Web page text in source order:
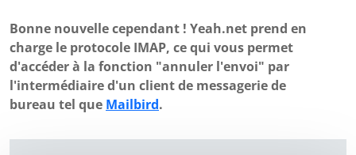
Bonne nouvelle cependant ! Yeah.net prend en
charge le protocole IMAP, ce qui vous permet
d'accéder à la fonction "annuler l'envoi" par
l'intermédiaire d'un client de messagerie de
bureau tel que Mailbird.